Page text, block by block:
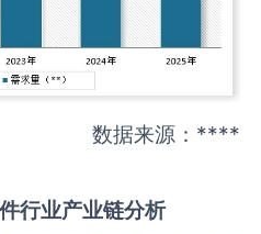
数据来源：****
行业产业链分析